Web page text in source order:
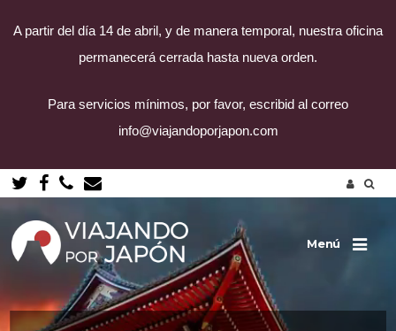
A partir del día 14 de abril, y de manera temporal, nuestra oficina
permanecerá cerrada hasta nueva orden.
Para servicios mínimos, por favor, escribid al correo
info@viajandoporjapon.com
Saltar
al
contenido
Menú